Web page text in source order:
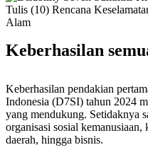
Keberhasilan
Keberhasilan pendakian
Indonesia (D7SI) tahun 2024
yang mendukung. Setidaknya
organisasi sosial
daerah, hingga bisnis.